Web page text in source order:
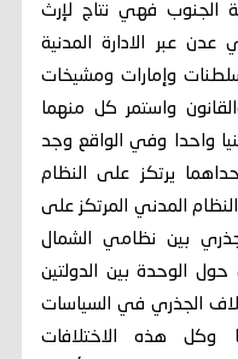
الجنوب فهي نتاج لإرث
عدن عبر الادارة المدنية
وإمارات ومشيخات
واستمر كل منهما
واحدا وفي الواقع وجد
يرتكز على النظام
المدني المرتكز على
بين نظامي الشمال
الوحدة بين الدولتين
الجذري في السياسات
وكل هذه الاختلافات